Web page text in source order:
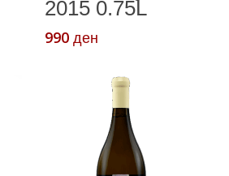
2015 0.75L
990ден